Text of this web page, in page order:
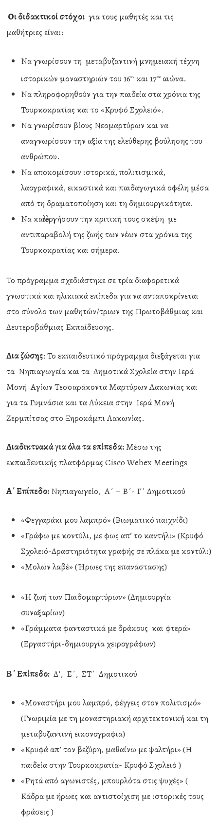
Οι διδακτικοί στόχοι για τους μαθητές και τις
μαθήτριες είναι:
Να γνωρίσουν τη μεταβυζαντινή μνημειακή τέχνη
ιστορικών μοναστηριών του 16ου και 17ου αιώνα.
Να πληροφορηθούν για την παιδεία στα χρόνια της
Τουρκοκρατίας και το «Κρυφό Σχολειό».
Να γνωρίσουν βίους Νεομαρτύρων και να
αναγνωρίσουν την αξία της ελεύθερης βούλησης του
ανθρώπου.
Να αποκομίσουν ιστορικά, πολιτισμικά,
λαογραφικά, εικαστικά και παιδαγωγικά οφέλη μέσα
από τη δραματοποίηση και τη δημιουργικότητα.
Να καλλιεργήσουν την κριτική τους σκέψη με
αντιπαραβολή της ζωής των νέων στα χρόνια της
Τουρκοκρατίας και σήμερα.
Το πρόγραμμα σχεδιάστηκε σε τρία διαφορετικά
γνωστικά και ηλικιακά επίπεδα για να ανταποκρίνεται
στο σύνολο των μαθητών/τριων της Πρωτοβάθμιας και
Δευτεροβάθμιας Εκπαίδευσης.
Δια ζώσης: Το εκπαιδευτικό πρόγραμμα διεξάγεται για
τα Νηπιαγωγεία και τα Δημοτικά Σχολεία στην Ιερά
Μονή Αγίων Τεσσαράκοντα Μαρτύρων Λακωνίας και
για τα Γυμνάσια και τα Λύκεια στην Ιερά Μονή
Ζερμπίτσας στο Ξηροκάμπι Λακωνίας.
Διαδικτυακά για όλα τα επίπεδα: Μέσω της
εκπαιδευτικής πλατφόρμας Cisco Webex Meetings
Α΄ Επίπεδο: Νηπιαγωγείο, Α΄ – Β΄- Γ΄ Δημοτικού
«Φεγγαράκι μου λαμπρό» (Βιωματικό παιχνίδι)
«Γράφω με κοντύλι, με φως απ’ το καντήλι» (Κρυφό
Σχολειό-Δραστηριότητα γραφής σε πλάκα με κοντύλι)
«Μολών λαβέ» (Ήρωες της επανάστασης)
«Η ζωή των Παιδομαρτύρων» (Δημιουργία
συναξαρίων)
«Γράμματα φανταστικά με δράκους και φτερά»
(Εργαστήρι-δημιουργία χειρογράφων)
Β΄ Επίπεδο: Δ’, Ε΄, ΣΤ΄ Δημοτικού
«Μοναστήρι μου λαμπρό, φέγγεις στον πολιτισμό»
(Γνωριμία με τη μοναστηριακή αρχιτεκτονική και τη
μεταβυζαντινή εικονογραφία)
«Κρυφά απ’ τον βεζύρη, μαθαίνω με ψαλτήρι» (Η
παιδεία στην Τουρκοκρατία- Κρυφό Σχολειό )
«Ρητά από αγωνιστές, μπουρλότα στις ψυχές» (
Κάδρα με ήρωες και αντιστοίχιση με ιστορικές τους
φράσεις )